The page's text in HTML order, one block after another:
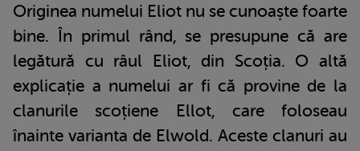
Originea numelui Eliot nu se cunoaște foarte
bine. În primul rând, se presupune că are
legătură cu râul Eliot, din Scoția. O altă
explicație a numelui ar fi că provine de la
clanurile scoțiene Ellot, care foloseau
înainte varianta de Elwold. Aceste clanuri au